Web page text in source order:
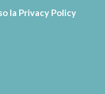
la Privacy Policy